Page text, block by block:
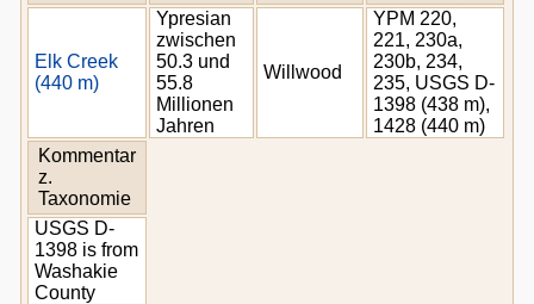
Elk Creek
(440 m)
Ypresian
zwischen
50.3 und
55.8
Millionen
Jahren
Willwood
YPM 220,
221, 230a,
230b, 234,
235, USGS D-
1398 (438 m),
1428 (440 m)
Kommentar
z.
Taxonomie
USGS D-
1398 is from
Washakie
County